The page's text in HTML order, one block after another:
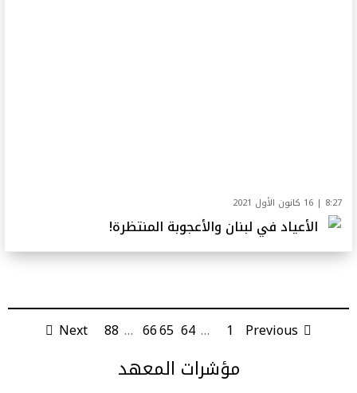
مؤشرات المعهد
8:27 | 16 كانون الأول 2021
الأعياد في لبنان والأعجوبة المنتظرة!
Previous
1
…
64
65
66
…
88
Next